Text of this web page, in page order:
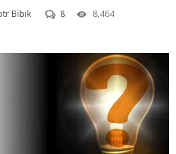
Bibik 8 8,464